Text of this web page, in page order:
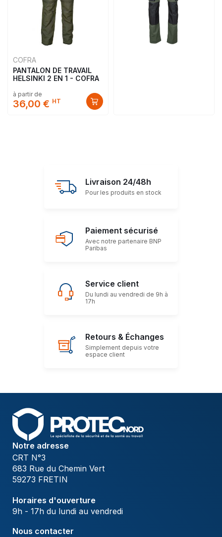
COFRA
PANTALON DE TRAVAIL
HELSINKI 2 EN 1 - COFRA
à partir de
36,00 € HT
Livraison 24/48h
Pour les produits en stock
Paiement sécurisé
Avec notre partenaire BNP
Paribas
Service client
Du lundi au vendredi de 9h à
17h
Retours & Échanges
Simplement depuis votre
espace client
Notre adresse
CRT N°3
683 Rue du Chemin Vert
59273 FRETIN
Horaires d'ouverture
9h - 17h du lundi au vendredi
Nous contacter